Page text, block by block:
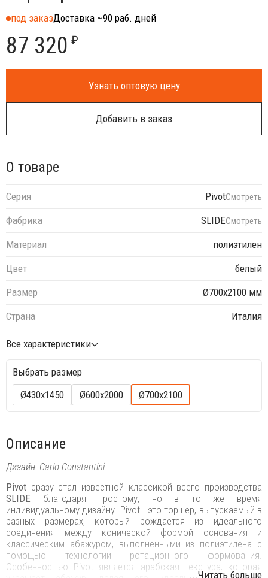
под заказДоставка ~90 раб. дней
87 320 ₽
Узнать оптовую цену
Добавить в заказ
О товаре
Серия PivotСмотреть
Фабрика SLIDEСмотреть
Материал
полиэтилен
Цвет
белый
Размер
Ø700х2100 мм
Страна
Италия
Все характеристики
Выбрать размер
Ø430х1450
Ø600х2000 Ø700х2100
Описание
Дизайн: Carlo Constantini.
Pivot сразу стал известной классикой всего производства
SLIDE благодаря простому, но в то же время
индивидуальному дизайну. Pivot - это торшер, выпускаемый в
разных размерах, который рождается из идеального
соединения между конической формой основания и
классическим абажуром, выполненными из полиэтилена с
помощью технологии ротационного формования.
Особенностью Pivot является арабская текстура, которая
...Читать больше